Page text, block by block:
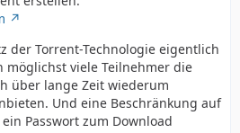
der Torrent-Technologie eigentlich
möglichst viele Teilnehmer die
über lange Zeit wiederum
Und eine Beschränkung auf
Passwort zum Download